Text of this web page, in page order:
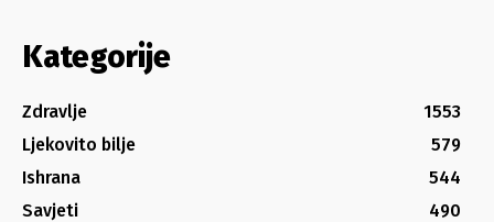
Kategorije
Zdravlje
1553
Ljekovito bilje
579
Ishrana
544
Savjeti
490